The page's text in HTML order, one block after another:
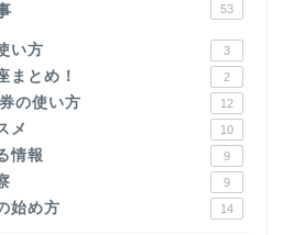
53
い方 3
まとめ！ 2
の使い方 12
メ 10
情報 9
9
始め方 14